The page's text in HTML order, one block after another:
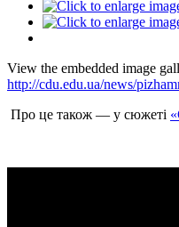
View the embedded image
http://cdu.edu.ua/news/
Про це також — у сюжеті